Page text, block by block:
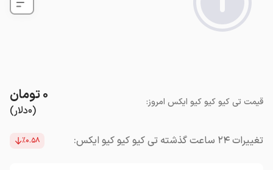
قیمت تی کیو کیو کیو ایکس امروز:
(۰دلار)
۰تومان
تغییرات ۲۴ ساعت گذشته تی کیو کیو کیو ایکس: ٪۰.۵۸